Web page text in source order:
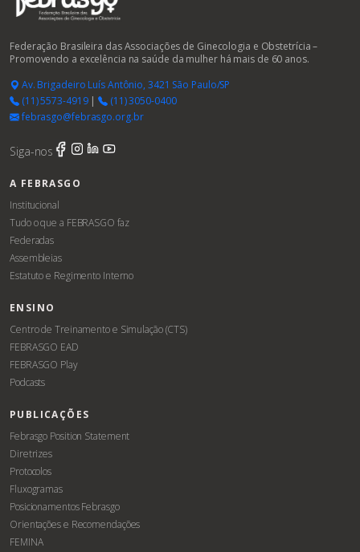
Federação Brasileira das Associações de Ginecologia e Obstetrícia –
Promovendo a excelência na saúde da mulher há mais de 60 anos.
Av. Brigadeiro Luís Antônio, 3421 São Paulo/SP
(11) 5573-4919|
(11) 3050-0400
febrasgo@febrasgo.org.br
Siga-nos
A FEBRASGO
Institucional
Tudo o que a FEBRASGO faz
Federadas
Assembleias
Estatuto e Regimento Interno
ENSINO
Centro de Treinamento e Simulação (CTS)
FEBRASGO EAD
FEBRASGO Play
Podcasts
PUBLICAÇÕES
Febrasgo Position Statement
Diretrizes
Protocolos
Fluxogramas
Posicionamentos Febrasgo
Orientações e Recomendações
FEMINA